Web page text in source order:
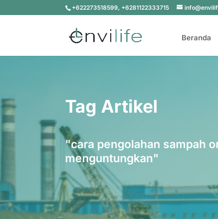
+622273518599, +6281122333715
Beranda
Tag Artikel
"cara pengolahan sampah
menguntungkan"